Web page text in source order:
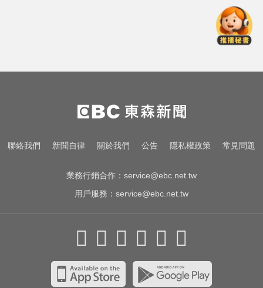
蔡裕昌罹癌 享壽71歲
姜厚任小24歲女友「3碩1博」造
假？ 台大回應了
女藝人遭經紀人「車內侵犯」 錄音
聯絡我們 新聞自律 關於我們 公告 隱私權政策 常見問題
業務行銷合作： service@ebc.net.tw
用戶服務： service@ebc.net.tw